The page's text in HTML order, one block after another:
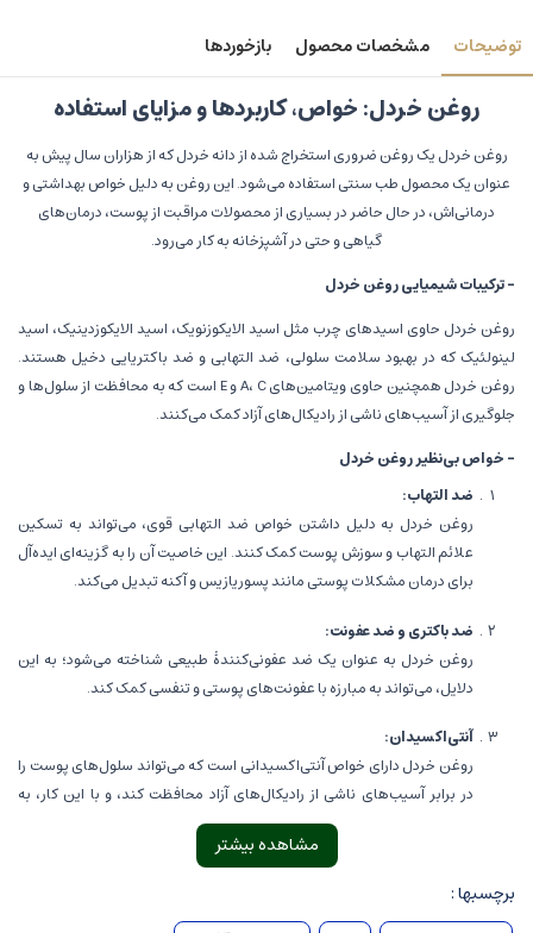
توضیحات مشخصات محصول بازخوردها
روغن خردل: خواص، کاربردها و مزایای استفاده
روغن خردل یک روغن ضروری استخراج شده از دانه خردل که از هزاران سال پیش به
عنوان یک محصول طب سنتی استفاده می‌شود. این روغن به دلیل خواص بهداشتی و
درمانی‌اش، در حال حاضر در بسیاری از محصولات مراقبت از پوست، درمان‌های
گیاهی و حتی در آشپزخانه به کار می‌رود.
- ترکیبات شیمیایی روغن خردل
روغن خردل حاوی اسید‌های چرب مثل اسید الایکوزنویک، اسید الایکوزدینیک، اسید
لینولئیک که در بهبود سلامت سلولی، ضد التهابی و ضد باکتریایی دخیل هستند.
روغن خردل همچنین حاوی ویتامین‌های A، C و E است که به محافظت از سلول‌ها و
جلوگیری از آسیب‌های ناشی از رادیکال‌های آزاد کمک می‌کنند.
- خواص بی‌نظیر روغن خردل
ضد التهاب:
روغن خردل به دلیل داشتن خواص ضد التهابی قوی، می‌تواند به تسکین
علائم التهاب و سوزش پوست کمک کنند. این خاصیت آن را به گزینه‌ای ایده‌آل
برای درمان مشکلات پوستی مانند پسوریازیس و آکنه تبدیل می‌کند.
ضد باکتری و ضد عفونت:
روغن خردل به عنوان یک ضد عفونی‌کنندۀ طبیعی شناخته می‌شود؛ به این
دلایل، می‌تواند به مبارزه با عفونت‌های پوستی و تنفسی کمک کند.
آنتی‌اکسیدان:
روغن خردل دارای خواص آنتی‌اکسیدانی است که می‌تواند سلول‌های پوست را
در برابر آسیب‌های ناشی از رادیکال‌های آزاد محافظت کند، و با این کار، به
کاهش پیری زودرس و بهبود سلامت عمومی پوست کمک کند.
این روغن می‌تواند به جوانسازی پوست کمک کند؛ به این ترتیب، می‌تواند به
مشاهده بیشتر
برچسبها :